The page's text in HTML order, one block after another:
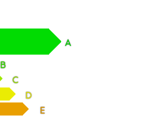
A
B
C
D
E